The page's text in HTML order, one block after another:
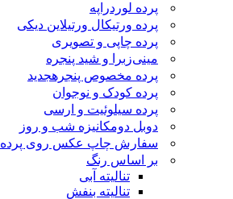
پرده لوردراپه
پرده ورتیکال ورتیلاین دیکی
پرده چاپی و تصویری
مینی‌زبرا و شید پنجره
پرده مخصوص پنجرهجدید
پرده کودک و نوجوان
پرده سیلوئیت و ارسی
دوبل دومکانیزه شب و روز
سفارش چاپ عکس روی پرده
بر اساس رنگ
تنالیته آبی
تنالیته بنفش